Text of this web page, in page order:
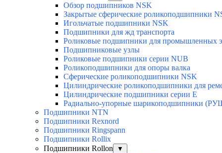
Обзор подшипников NSK
Закрытые сферические роликоподшипники
Игольчатые подшипники NSK
Подшипники для жд транспорта
Роликовые подшипники для промышленных
Подшипниковые узлы
Роликовые подшипники серии NUB
Роликоподшипники для опоры валка
Сферические роликоподшипники NSK
Цилиндрические роликоподшипники для
Цилиндрические подшипники серии E
Радиально-упорные шарикоподшипники
Подшипники NTN
Подшипники Rexnord
Подшипники Ringspann
Подшипники Rollix
Подшипники Rollon
▼